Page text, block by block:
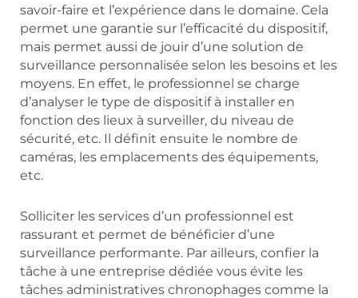
savoir-faire et l’expérience dans le domaine. Cela
permet une garantie sur l’efficacité du dispositif,
mais permet aussi de jouir d’une solution de
surveillance personnalisée selon les besoins et les
moyens. En effet, le professionnel se charge
d’analyser le type de dispositif à installer en
fonction des lieux à surveiller, du niveau de
sécurité, etc. Il définit ensuite le nombre de
caméras, les emplacements des équipements,
etc.
Solliciter les services d’un professionnel est
rassurant et permet de bénéficier d’une
surveillance performante. Par ailleurs, confier la
tâche à une entreprise dédiée vous évite les
tâches administratives chronophages comme la